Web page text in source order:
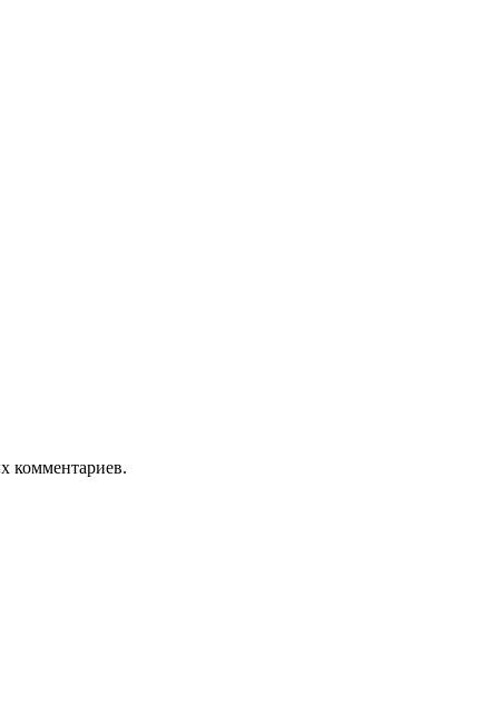
комментариев.